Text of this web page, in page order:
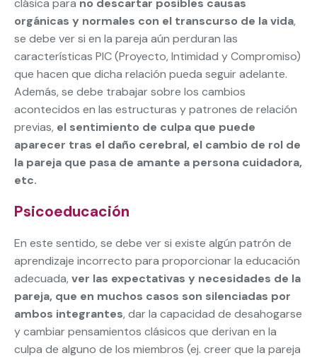
clásica para no descartar posibles causas
orgánicas y normales con el transcurso de la vida,
se debe ver si en la pareja aún perduran las
características PIC (Proyecto, Intimidad y Compromiso)
que hacen que dicha relación pueda seguir adelante.
Además, se debe trabajar sobre los cambios
acontecidos en las estructuras y patrones de relación
previas, el sentimiento de culpa que puede
aparecer tras el daño cerebral, el cambio de rol de
la pareja que pasa de amante a persona cuidadora,
etc.
Psicoeducación
En este sentido, se debe ver si existe algún patrón de
aprendizaje incorrecto para proporcionar la educación
adecuada, ver las expectativas y necesidades de la
pareja, que en muchos casos son silenciadas por
ambos integrantes, dar la capacidad de desahogarse
y cambiar pensamientos clásicos que derivan en la
culpa de alguno de los miembros (ej. creer que la pareja